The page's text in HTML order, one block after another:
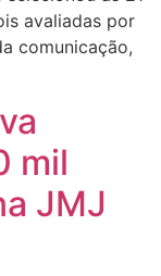
avaliadas por
comunicação,
mil
JMJ